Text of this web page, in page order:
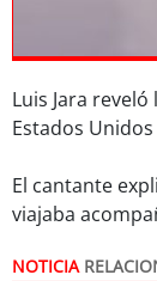
Luis Jara
Estados
El cantante
viajaba
NOTICIA